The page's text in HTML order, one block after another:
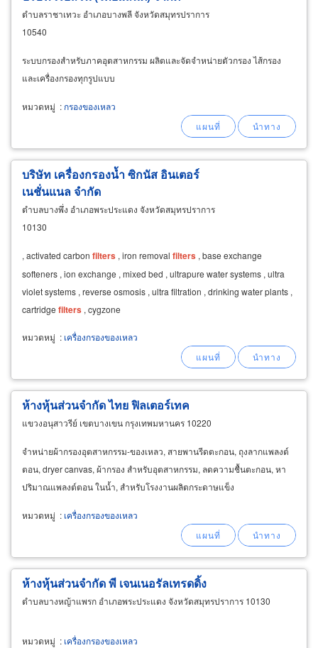
ตำบลราชาเทวะ อำเภอบางพลี จังหวัดสมุทรปราการ
10540
ระบบกรองสำหรับภาคอุตสาหกรรม ผลิตและจัดจำหน่ายตัวกรอง ไส้กรอง
และเครื่องกรองทุกรูปแบบ
หมวดหมู่ : กรองของเหลว
บริษัท เครื่องกรองน้ำ ซิกนัส อินเตอร์
เนชั่นแนล จำกัด
ตำบลบางพึ่ง อำเภอพระประแดง จังหวัดสมุทรปราการ
10130
, activated carbon filters , iron removal filters , base exchange
softeners , ion exchange , mixed bed , ultrapure water systems , ultra
violet systems , reverse osmosis , ultra filtration , drinking water plants ,
cartridge filters , cygzone
หมวดหมู่ : เครื่องกรองของเหลว
ห้างหุ้นส่วนจำกัด ไทย ฟิลเตอร์เทค
แขวงอนุสาวรีย์ เขตบางเขน กรุงเทพมหานคร 10220
จำหน่ายผ้ากรองอุตสาหกรรม-ของเหลว, สายพานรีดตะกอน, ถุงลากแพลงต์
ตอน, dryer canvas, ผ้ากรอง สำหรับอุตสาหกรรม, ลดความชื้นตะกอน, หา
ปริมาณแพลงต์ตอน ในน้ำ, สำหรับโรงงานผลิตกระดาษแข็ง
หมวดหมู่ : เครื่องกรองของเหลว
ห้างหุ้นส่วนจำกัด พี เจนเนอรัลเทรดดิ้ง
ตำบลบางหญ้าแพรก อำเภอพระประแดง จังหวัดสมุทรปราการ 10130
หมวดหมู่ : เครื่องกรองของเหลว